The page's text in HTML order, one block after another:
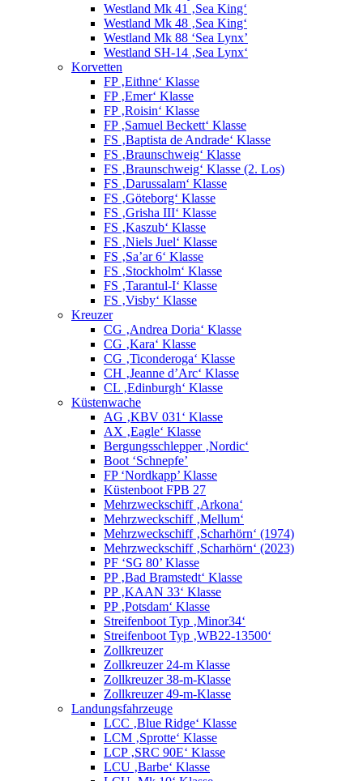
Westland Mk 41 ‚Sea King‘
Westland Mk 48 ‚Sea King‘
Westland Mk 88 ‘Sea Lynx’
Westland SH-14 ‚Sea Lynx‘
Korvetten
FP ‚Eithne‘ Klasse
FP ‚Emer‘ Klasse
FP ‚Roisin‘ Klasse
FP ‚Samuel Beckett‘ Klasse
FS ‚Baptista de Andrade‘ Klasse
FS ‚Braunschweig‘ Klasse
FS ‚Braunschweig‘ Klasse (2. Los)
FS ‚Darussalam‘ Klasse
FS ‚Göteborg‘ Klasse
FS ‚Grisha III‘ Klasse
FS ‚Kaszub‘ Klasse
FS ‚Niels Juel‘ Klasse
FS ‚Sa’ar 6‘ Klasse
FS ‚Stockholm‘ Klasse
FS ‚Tarantul-I‘ Klasse
FS ‚Visby‘ Klasse
Kreuzer
CG ‚Andrea Doria‘ Klasse
CG ‚Kara‘ Klasse
CG ‚Ticonderoga‘ Klasse
CH ‚Jeanne d’Arc‘ Klasse
CL ‚Edinburgh‘ Klasse
Küstenwache
AG ‚KBV 031‘ Klasse
AX ‚Eagle‘ Klasse
Bergungsschlepper ‚Nordic‘
Boot ‘Schnepfe’
FP ‘Nordkapp’ Klasse
Küstenboot FPB 27
Mehrzweckschiff ‚Arkona‘
Mehrzweckschiff ‚Mellum‘
Mehrzweckschiff ‚Scharhörn‘ (1974)
Mehrzweckschiff ‚Scharhörn‘ (2023)
PF ‘SG 80’ Klasse
PP ‚Bad Bramstedt‘ Klasse
PP ‚KAAN 33‘ Klasse
PP ‚Potsdam‘ Klasse
Streifenboot Typ ‚Minor34‘
Streifenboot Typ ‚WB22-13500‘
Zollkreuzer
Zollkreuzer 24-m Klasse
Zollkreuzer 38-m-Klasse
Zollkreuzer 49-m-Klasse
Landungsfahrzeuge
LCC ‚Blue Ridge‘ Klasse
LCM ‚Sprotte‘ Klasse
LCP ‚SRC 90E‘ Klasse
LCU ‚Barbe‘ Klasse